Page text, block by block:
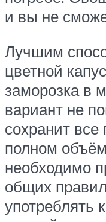
и вы не
Лучшим
цветной
заморозка в
вариант не
сохранит все
полном
необходимо
общих
употреблять